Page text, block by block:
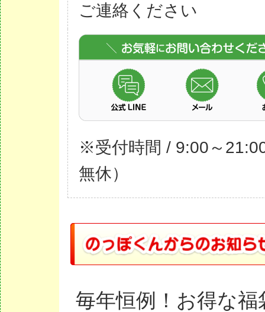
ご連絡ください
※受付時間 / 9:00～
無休）
毎年恒例！お得な福